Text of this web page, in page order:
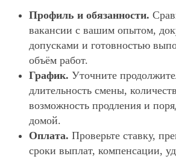
Профиль и обязанности.
вакансии с вашим опытом,
допусками и готовностью
объём работ.
График. Уточните
длительность смены,
возможность продления и
домой.
Оплата. Проверьте ставку,
сроки выплат, компенсации,